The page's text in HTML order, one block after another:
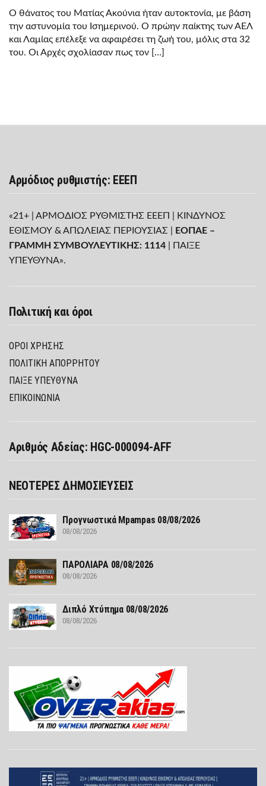
Ο θάνατος του Ματίας Ακούνια ήταν αυτοκτονία, με βάση
την αστυνομία του Ισημερινού. Ο πρώην παίκτης των ΑΕΛ
και Λαμίας επέλεξε να αφαιρέσει τη ζωή του, μόλις στα 32
του. Οι Αρχές σχολίασαν πως τον […]
Αρμόδιος ρυθμιστής: ΕΕΕΠ
«21+ | ΑΡΜΟΔΙΟΣ ΡΥΘΜΙΣΤΗΣ ΕΕΕΠ | ΚΙΝΔΥΝΟΣ
ΕΘΙΣΜΟΥ & ΑΠΩΛΕΙΑΣ ΠΕΡΙΟΥΣΙΑΣ |
ΕΟΠΑΕ –
ΓΡΑΜΜΗ ΣΥΜΒΟΥΛΕΥΤΙΚΗΣ: 1114 | ΠΑΙΞΕ
ΥΠΕΥΘΥΝΑ».
Πολιτική και όροι
ΌΡΟΙ ΧΡΉΣΗΣ
ΠΟΛΙΤΙΚΉ ΑΠΟΡΡΉΤΟΥ
ΠΑΊΞΕ ΥΠΕΎΘΥΝΑ
ΕΠΙΚΟΙΝΩΝΙΑ
Αριθμός Αδείας: HGC-000094-AFF
ΝΕΟΤΕΡΕΣ ΔΗΜΟΣΙΕΥΣΕΙΣ
Προγνωστικά Mpampas 08/08/2026
08/08/2026
ΠΑΡΟΛΙΑΡΑ 08/08/2026
08/08/2026
Διπλό Χτύπημα 08/08/2026
08/08/2026